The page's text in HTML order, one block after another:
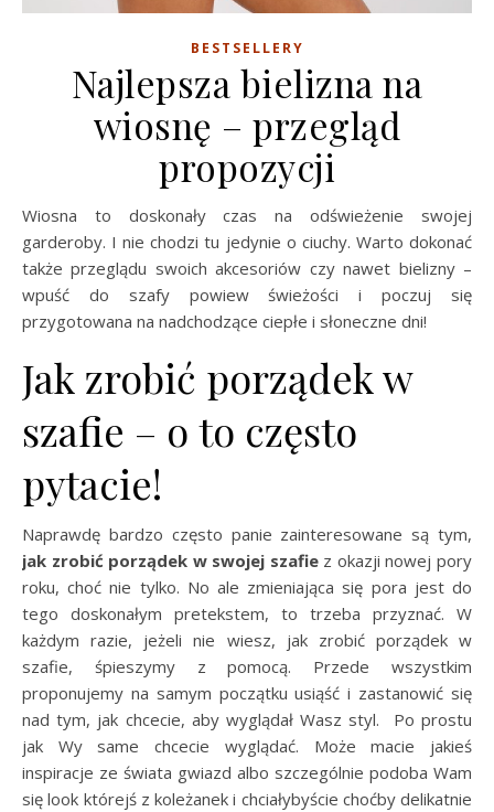
BESTSELLERY
Najlepsza bielizna na
wiosnę – przegląd
propozycji
Wiosna to doskonały czas na odświeżenie swojej
garderoby. I nie chodzi tu jedynie o ciuchy. Warto dokonać
także przeglądu swoich akcesoriów czy nawet bielizny –
wpuść do szafy powiew świeżości i poczuj się
przygotowana na nadchodzące ciepłe i słoneczne dni!
Jak zrobić porządek w
szafie – o to często
pytacie!
Naprawdę bardzo często panie zainteresowane są tym,
jak zrobić porządek w swojej szafiez okazji nowej pory
roku, choć nie tylko. No ale zmieniająca się pora jest do
tego doskonałym pretekstem, to trzeba przyznać. W
każdym razie, jeżeli nie wiesz, jak zrobić porządek w
szafie, śpieszymy z pomocą. Przede wszystkim
proponujemy na samym początku usiąść i zastanowić się
nad tym, jak chcecie, aby wyglądał Wasz styl. Po prostu
jak Wy same chcecie wyglądać. Może macie jakieś
inspiracje ze świata gwiazd albo szczególnie podoba Wam
się look którejś z koleżanek i chciałybyście choćby delikatnie